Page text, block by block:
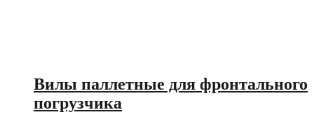
Вилы паллетные для фронтального
погрузчика